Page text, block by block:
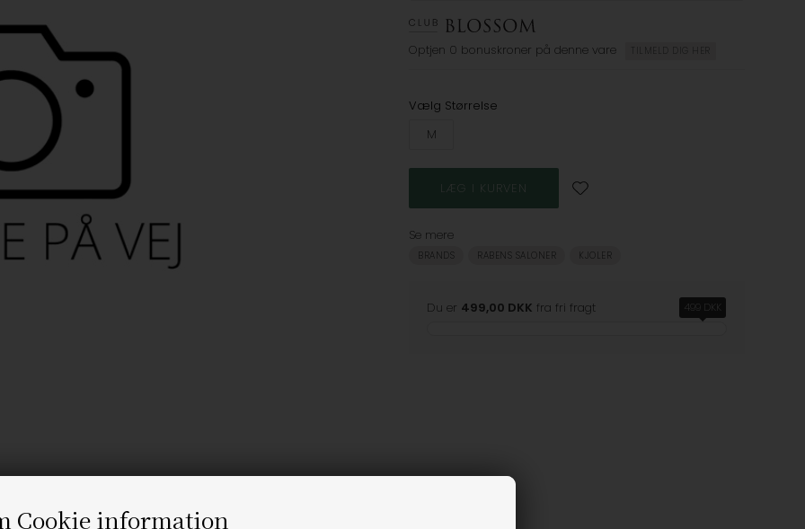
Cookie information
Optjen 0 bonuskroner på denne vare TILMELD DIG HER
Vælg Størrelse
M
Se mere
BRANDS RABENS SALONER KJOLER
Du er 499,00 DKK fra fri fragt 499 DKK